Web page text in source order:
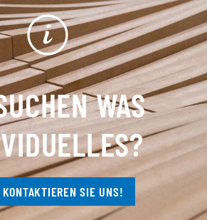
WAS
SIE UNS!